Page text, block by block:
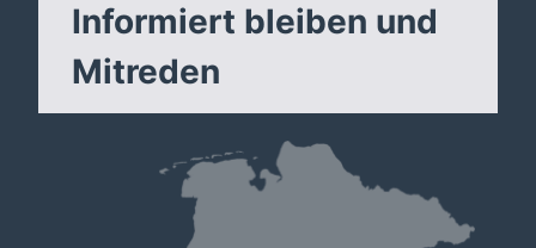
Informiert bleiben und
Mitreden